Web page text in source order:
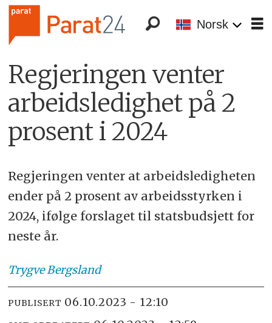
Norsk
Regjeringen venter
arbeidsledighet på 2
prosent i 2024
Regjeringen venter at arbeidsledigheten
ender på 2 prosent av arbeidsstyrken i
2024, ifølge forslaget til statsbudsjett for
neste år.
TrygveBergsland
PUBLISERT 06.10.2023 - 12:10